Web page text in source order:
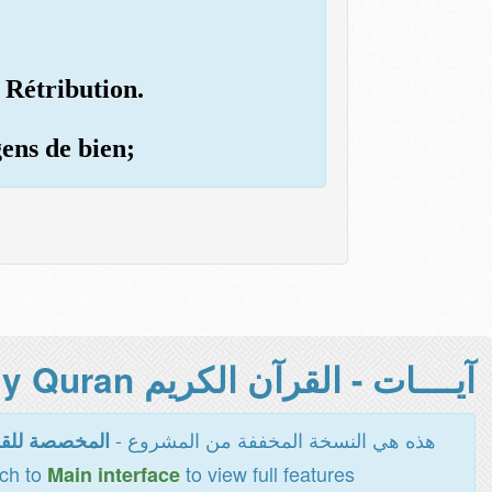
Rétribution.
de bien;
آيــــات - القرآن الكريم Holy Quran -
هذه هي النسخة المخففة من المشروع - المخصصة
to Main interfaceto view full features